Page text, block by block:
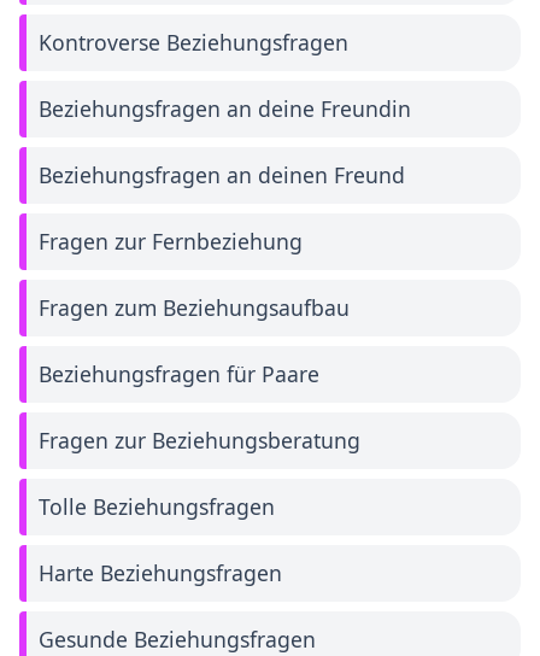
Kontroverse Beziehungsfragen
Beziehungsfragen an deine Freundin
Beziehungsfragen an deinen Freund
Fragen zur Fernbeziehung
Fragen zum Beziehungsaufbau
Beziehungsfragen für Paare
Fragen zur Beziehungsberatung
Tolle Beziehungsfragen
Harte Beziehungsfragen
Gesunde Beziehungsfragen